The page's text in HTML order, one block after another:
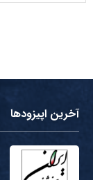
آخرین اپیزودها